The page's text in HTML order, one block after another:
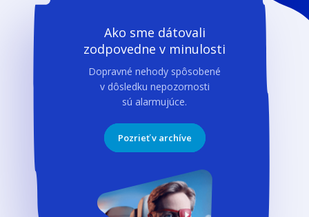
Ako sme dátovali
zodpovedne v minulosti
Dopravné nehody spôsobené
v dôsledku nepozornosti
sú alarmujúce.
Pozrieť v archíve